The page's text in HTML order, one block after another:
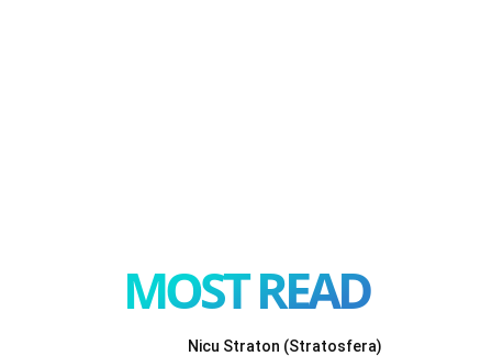
MOST READ
Nicu Straton (Stratosfera)